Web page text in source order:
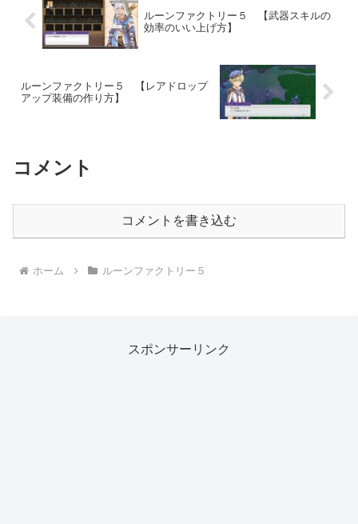
ルーンファクトリー５ 【武器スキルの
効率のいい上げ方】
ルーンファクトリー５ 【レアドロップ
アップ装備の作り方】
コメント
コメントを書き込む
ホーム ルーンファクトリー５
スポンサーリンク